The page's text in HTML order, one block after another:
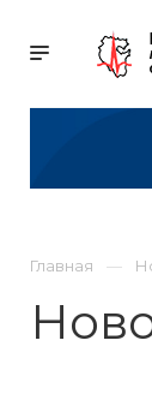
Главная